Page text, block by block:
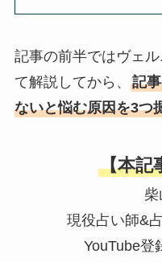
記事の前半ではヴェ
て解説してから、 記
ないと悩む原因を3つ
【本記
現役占い師&
YouTube登